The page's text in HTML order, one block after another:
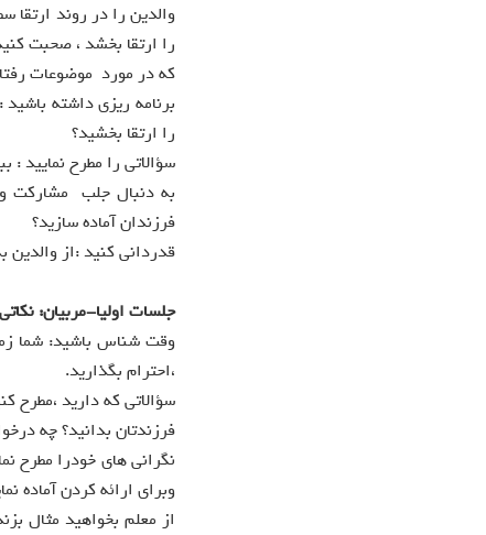
والدین را در روند
را ارتقا بخشد ، صحبت
که در مورد موضوعات
برنامه ریزی داشته
را ارتقا بخشید؟
سؤالاتی را مطرح نمایید
به دنبال جلب مشارکت
فرزندان آماده سازید؟
قدردانی کنید :از
جلسات اولیا-مربیان:
وقت شناس باشید: شما
،احترام بگذارید.
سؤالاتی که دارید ،مطرح
فرزندتان بدانید؟ چه
نگرانی های خودرا مطرح
وبرای ارائه کردن آماده
از معلم بخواهید مثال